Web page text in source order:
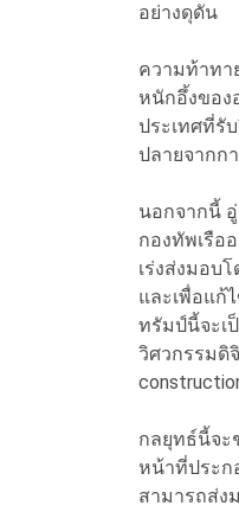
อย่างดุดัน
ความท้าทา
หนักอึ้งของ
ประเทศที่รั
ปลายจากก
นอกจากนี้ อู่
กองทัพเรือ
เร่งส่งมอบ
และเพื่อแก้
ทรัมป์นี้จะเ
วิศวกรรมดิ
กลยุทธ์นี้จะ
หน้าที่ประก
สามารถส่ง